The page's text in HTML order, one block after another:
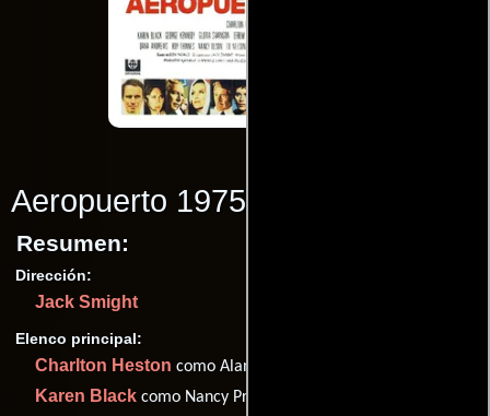
Aeropuerto 1975
Resumen:
Dirección:
Jack Smight
Elenco principal:
Charlton Heston como Alan Murdock
Karen Black como Nancy Pryor